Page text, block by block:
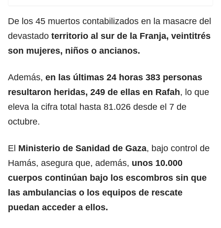
De los 45 muertos contabilizados en la masacre del
devastado territorio al sur de la Franja, veintitrés
son mujeres, niños o ancianos.
Además, en las últimas 24 horas 383 personas
resultaron heridas, 249 de ellas en Rafah, lo que
eleva la cifra total hasta 81.026 desde el 7 de
octubre.
El Ministerio de Sanidad de Gaza, bajo control de
Hamás, asegura que, además, unos 10.000
cuerpos continúan bajo los escombros sin que
las ambulancias o los equipos de rescate
puedan acceder a ellos.